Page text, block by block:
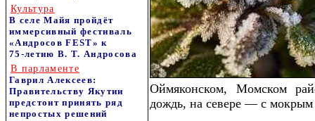
Культура
В селе Майя пройдёт
иммерсивный фестиваль
«Андросов FEST» к
75‑летию В. Т. Андросова
В парламенте
Гаврил Алексеев:
Правительству Якутии
предстоит принять ряд
непростых решений
Оймяконском, Момском
дождь, на севере — с мокрым